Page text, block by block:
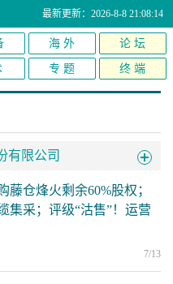
最新更新：2026-8-8 21:08:14
海 外 论 坛
专 题 终 端
有限公司
藤仓烽火剩余60%股权；
集采；评级“沽售”！运营
7/13